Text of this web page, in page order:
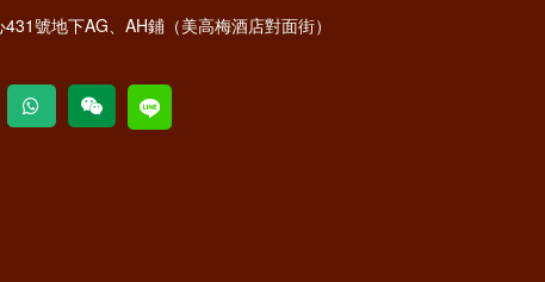
號地下AG、AH鋪（美高梅酒店對面街）